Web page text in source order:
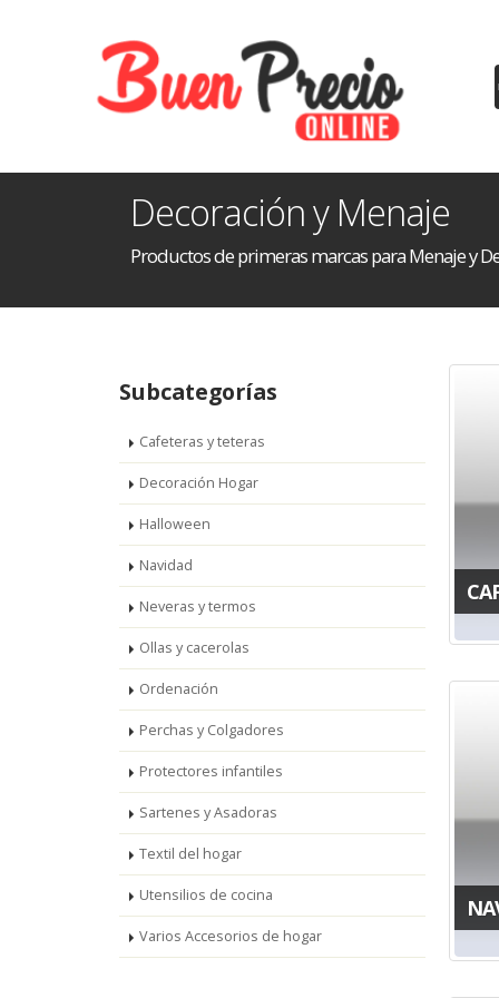
Decoración y Menaje
Productos de primeras marcas para Menaje y
Subcategorías
Cafeteras y teteras
Decoración Hogar
Halloween
Navidad
Neveras y termos
Ollas y cacerolas
Ordenación
Perchas y Colgadores
Protectores infantiles
Sartenes y Asadoras
Textil del hogar
Utensilios de cocina
Varios Accesorios de hogar